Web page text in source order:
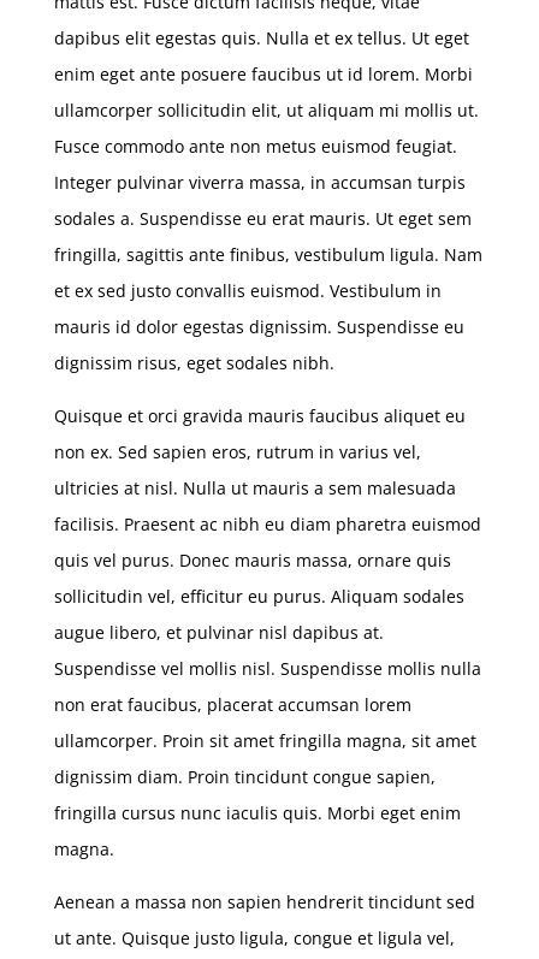
dapibus elit egestas quis. Nulla et ex tellus. Ut eget
enim eget ante posuere faucibus ut id lorem. Morbi
ullamcorper sollicitudin elit, ut aliquam mi mollis ut.
Fusce commodo ante non metus euismod feugiat.
Integer pulvinar viverra massa, in accumsan turpis
sodales a. Suspendisse eu erat mauris. Ut eget sem
fringilla, sagittis ante finibus, vestibulum ligula. Nam
et ex sed justo convallis euismod. Vestibulum in
mauris id dolor egestas dignissim. Suspendisse eu
dignissim risus, eget sodales nibh.
Quisque et orci gravida mauris faucibus aliquet eu
non ex. Sed sapien eros, rutrum in varius vel,
ultricies at nisl. Nulla ut mauris a sem malesuada
facilisis. Praesent ac nibh eu diam pharetra euismod
quis vel purus. Donec mauris massa, ornare quis
sollicitudin vel, efficitur eu purus. Aliquam sodales
augue libero, et pulvinar nisl dapibus at.
Suspendisse vel mollis nisl. Suspendisse mollis nulla
non erat faucibus, placerat accumsan lorem
ullamcorper. Proin sit amet fringilla magna, sit amet
dignissim diam. Proin tincidunt congue sapien,
fringilla cursus nunc iaculis quis. Morbi eget enim
magna.
Aenean a massa non sapien hendrerit tincidunt sed
ut ante. Quisque justo ligula, congue et ligula vel,